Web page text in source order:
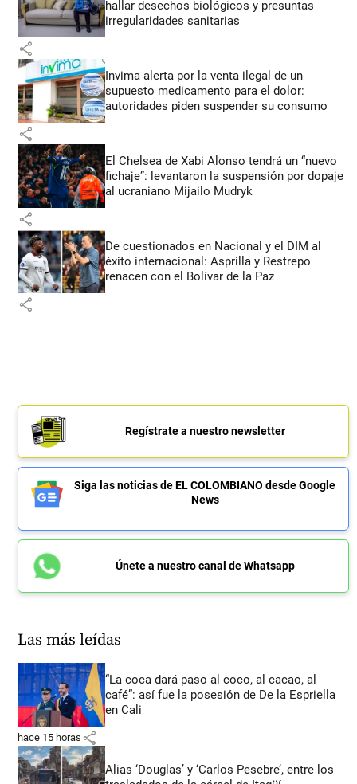
hallar desechos biológicos y presuntas
irregularidades sanitarias
share
Invima alerta por la venta ilegal de un
supuesto medicamento para el dolor:
autoridades piden suspender su consumo
share
El Chelsea de Xabi Alonso tendrá un “nuevo
fichaje”: levantaron la suspensión por dopaje
al ucraniano Mijailo Mudryk
share
De cuestionados en Nacional y el DIM al
éxito internacional: Asprilla y Restrepo
renacen con el Bolívar de la Paz
share
Regístrate a nuestro newsletter
Siga las noticias de EL COLOMBIANO desde Google
News
Únete a nuestro canal de Whatsapp
Las más leídas
“La coca dará paso al coco, al cacao, al
café”: así fue la posesión de De la Espriella
en Cali
hace 15 horas share
Alias ‘Douglas’ y ‘Carlos Pesebre’, entre los